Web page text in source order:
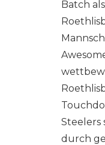
Batch
Steelers
durch